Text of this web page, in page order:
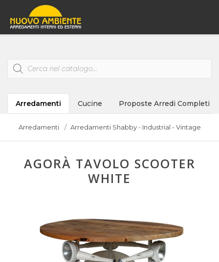
Products
search
Arredamenti Cucine Proposte Arredi Completi
Arredamenti Arredamenti Shabby - Industrial - Vintage
AGORÀ TAVOLO SCOOTER
WHITE